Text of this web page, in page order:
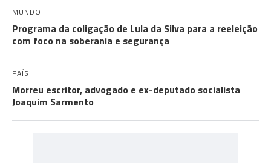
MUNDO
Programa da coligação de Lula da Silva para a reeleição
com foco na soberania e segurança
PAÍS
Morreu escritor, advogado e ex-deputado socialista
Joaquim Sarmento